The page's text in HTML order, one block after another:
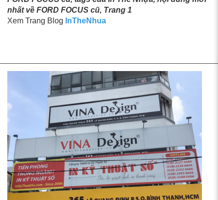
nhất về FORD FOCUS cũ, Trang 1
Xem Trang Blog InTheNhua